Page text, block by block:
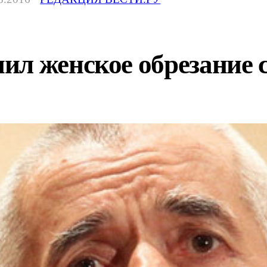
женское обрезание